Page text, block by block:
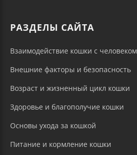
РАЗДЕЛЫ САЙТА
Взаимодействие кошки с человеком
Внешние факторы и безопасность
Возраст и жизненный цикл кошки
Здоровье и благополучие кошки
Основы ухода за кошкой
Питание и кормление кошки